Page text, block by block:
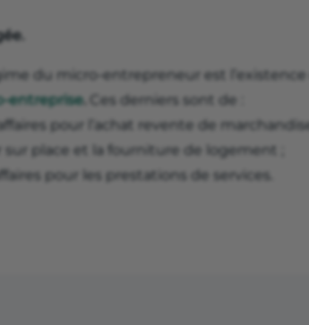
du micro-entrepreneur est l’existence
entreprise.
Ces derniers sont de :
pour l’achat revente de
place et la fourniture de logement ;
pour les prestations de services.